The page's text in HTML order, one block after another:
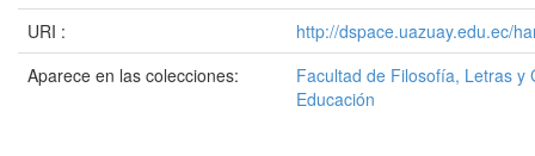
URI :
http://dspace.uazuay.edu.ec/
Aparece en las colecciones:
Facultad de Filosofía, Letras y
Educación